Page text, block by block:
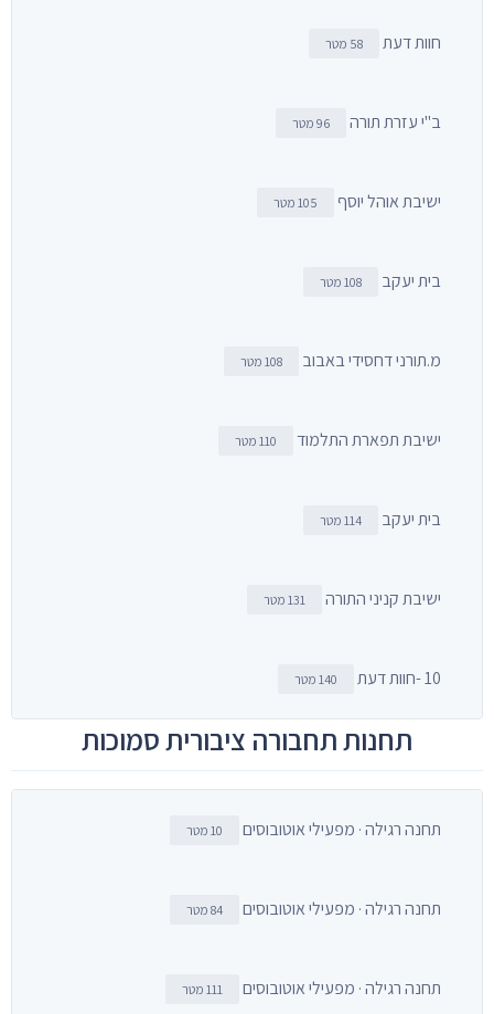
חוות דעת 58 מטר
ב"י עזרת תורה 96 מטר
ישיבת אוהל יוסף 105 מטר
בית יעקב 108 מטר
מ.תורני דחסידי באבוב 108 מטר
ישיבת תפארת התלמוד 110 מטר
בית יעקב 114 מטר
ישיבת קניני התורה 131 מטר
10 -חוות דעת 140 מטר
תחנות תחבורה ציבורית סמוכות
תחנה רגילה · מפעילי אוטובוסים 10 מטר
תחנה רגילה · מפעילי אוטובוסים 84 מטר
תחנה רגילה · מפעילי אוטובוסים 111 מטר